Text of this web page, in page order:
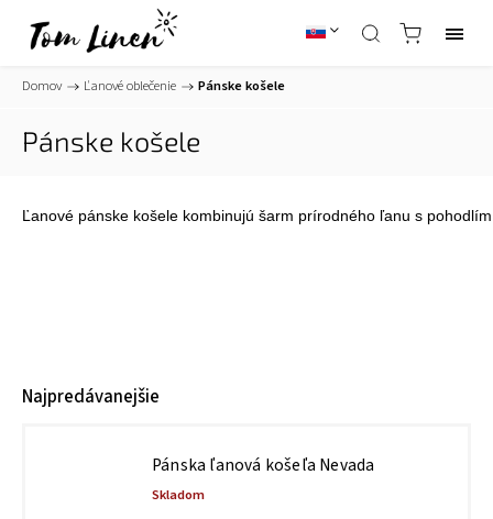
Domov / Ľanové oblečenie / Pánske košele
Pánske košele
Ľanové pánske košele kombinujú šarm prírodného ľanu s
Najpredávanejšie
Pánska ľanová košeľa Nevada
Skladom